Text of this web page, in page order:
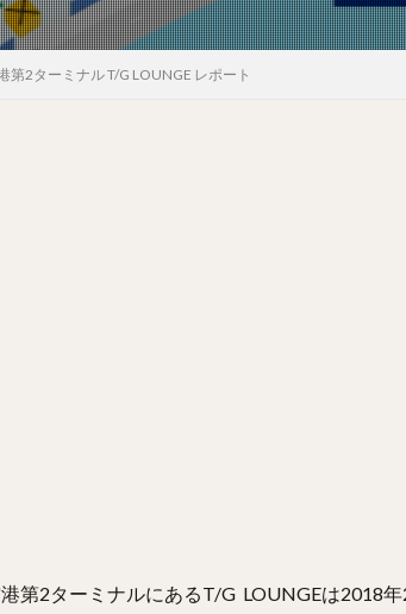
2ターミナル T/G LOUNGE レポート
第2ターミナルにあるT/G LOUNGEは2018